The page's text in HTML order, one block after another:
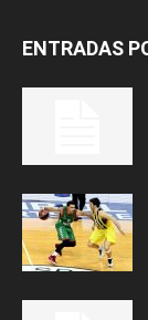
ENTRADAS